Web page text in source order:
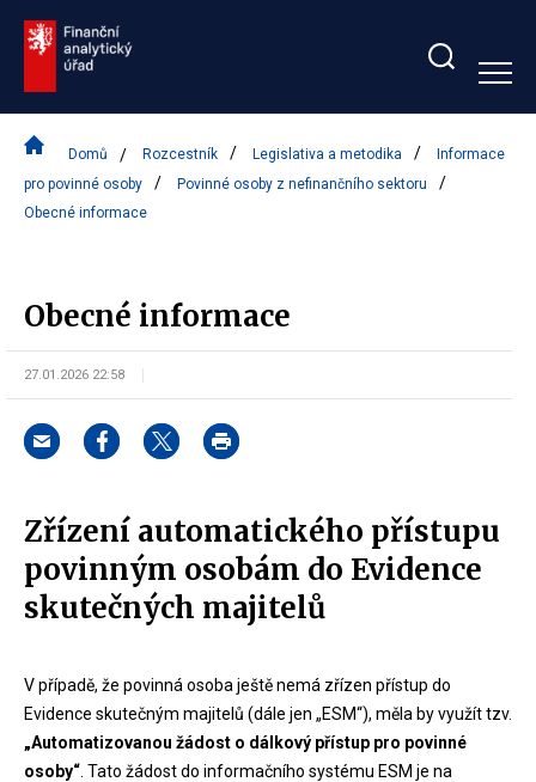
Zobrazit/skrýt
bar
Domů Rozcestník Legislativa a metodika
Informace
pro povinné osoby
Povinné osoby z nefinančního sektoru
Obecné informace
Obecné informace
27.01.2026 22:58
Zřízení automatického přístupu
povinným osobám do Evidence
skutečných majitelů
V případě, že povinná osoba ještě nemá zřízen přístup do
Evidence skutečným majitelů (dále jen „ESM“), měla by využít tzv.
„Automatizovanou žádost o dálkový přístup pro povinné
osoby“ . Tato žádost do informačního systému ESM je na